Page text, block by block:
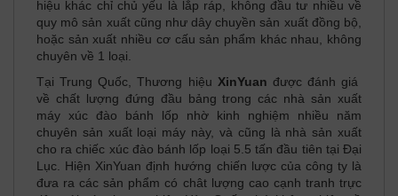
hiệu khác chỉ chủ yếu là lắp ráp, không đầu tư nhiều về
quy mô sản xuất cũng như dây chuyền sản xuất đồng bộ,
hoặc sản xuất nhiều cơ cấu sản phẩm khác nhau, không
chuyên về 1 loại.
Tại Trung Quốc, Thương hiệu XinYuan được đánh giá
về chất lượng đứng đầu bảng trong các nhà sản xuất
máy xúc đào bánh lốp nhờ kinh nghiệm nhiều năm
chuyên sản xuất loại máy này, và cũng là nhà sản xuất
cho ra chiếc xúc đào bánh lốp loại 5.5 tấn đầu tiên tại Đại
Lục. Hiện XinYuan định hướng chiến lược của công ty là
đưa ra các sản phẩm có chât lượng cao cạnh tranh trực